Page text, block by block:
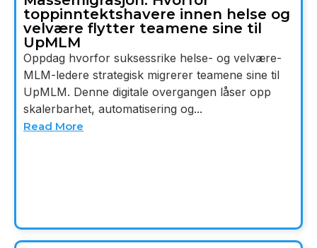
toppinntektshavere innen helse og
velvære flytter teamene sine til
UpMLM
Oppdag hvorfor suksessrike helse- og velvære-
MLM-ledere strategisk migrerer teamene sine til
UpMLM. Denne digitale overgangen låser opp
skalerbarhet, automatisering og...
Read More